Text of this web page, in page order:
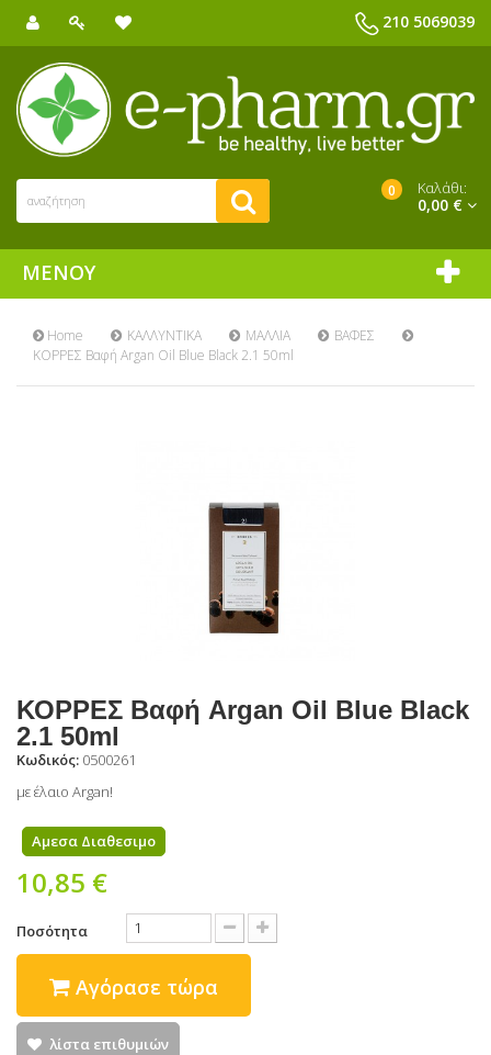
210 5069039
0 Καλάθι:
0,00 €
ΜΕΝΟΎ
Home ΚΑΛΛΥΝΤΙΚΑ ΜΑΛΛΙΑ
ΒΑΦΕΣ
ΚΟΡΡΕΣ Βαφή Argan Oil Blue Black 2.1 50ml
ΚΟΡΡΕΣ Βαφή Argan Oil Blue Black
2.1 50ml
Κωδικός: 0500261
με έλαιο Argan!
Αμεσα Διαθεσιμο
10,85 €
Ποσότητα
Αγόρασε τώρα
λίστα επιθυμιών